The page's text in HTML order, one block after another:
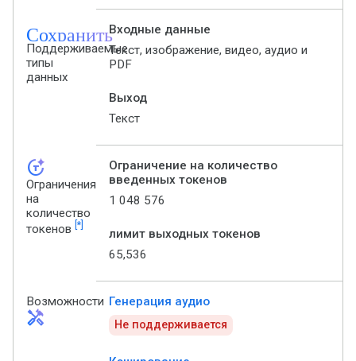
Сохранить
Поддерживаемые
типы
данных
Входные данные
Текст, изображение, видео, аудио и
PDF
Выход
Текст
token_auto
Ограничения
на
количество
токенов [*]
Ограничение на количество
введенных токенов
1 048 576
лимит выходных токенов
65,536
Возможности
handyman
Генерация аудио
Не поддерживается